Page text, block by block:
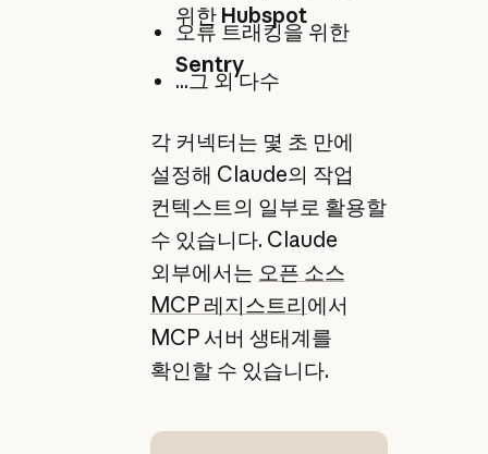
위한 Hubspot
오류 트래킹을 위한
Sentry
...그 외 다수
각 커넥터는 몇 초 만에
설정해 Claude의 작업
컨텍스트의 일부로 활용할
수 있습니다. Claude
외부에서는 오픈 소스
MCP 레지스트리에서
MCP 서버 생태계를
확인할 수 있습니다.